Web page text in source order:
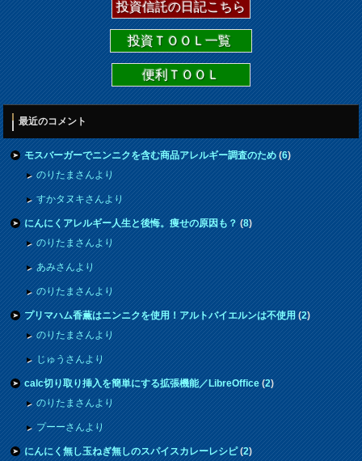
投資信託の日記こちら
投資ＴＯＯＬ一覧
便利ＴＯＯＬ
最近のコメント
モスバーガーでニンニクを含む商品アレルギー調査のため(6)
のりたまさんより
すかタヌキさんより
にんにくアレルギー人生と後悔。痩せの原因も？(8)
のりたまさんより
あみさんより
のりたまさんより
プリマハム香薫はニンニクを使用！アルトバイエルンは不使用(2)
のりたまさんより
じゅうさんより
calc切り取り挿入を簡単にする拡張機能／LibreOffice(2)
のりたまさんより
プーーさんより
にんにく無し玉ねぎ無しのスパイスカレーレシピ(2)